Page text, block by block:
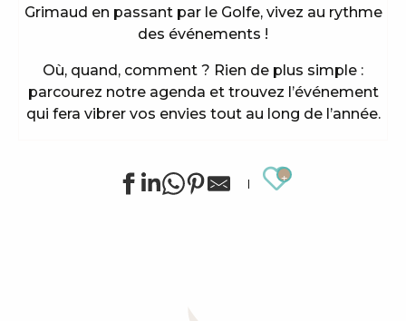
Grimaud en passant par le Golfe, vivez au rythme
des événements !
Où, quand, comment ? Rien de plus simple :
parcourez notre agenda et trouvez l’événement
qui fera vibrer vos envies tout au long de l’année.
Ajouter
"Cartel del Chipo" à l'After Beach